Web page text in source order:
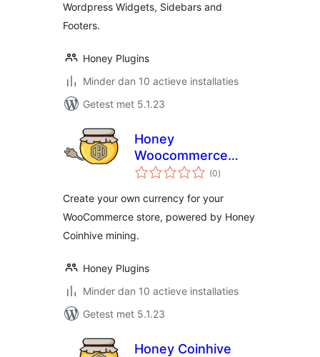
Wordpress Widgets, Sidebars and
Footers.
Honey Plugins
Minder dan 10 actieve installaties
Getest met 5.1.23
Honey
Woocommerce
Payments
(0totaal
waarderingen
)
Create your own currency for your
WooCommerce store, powered by Honey
Coinhive mining.
Honey Plugins
Minder dan 10 actieve installaties
Getest met 5.1.23
Honey Coinhive